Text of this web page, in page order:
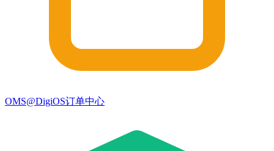
OMS@DigiOS订单中心